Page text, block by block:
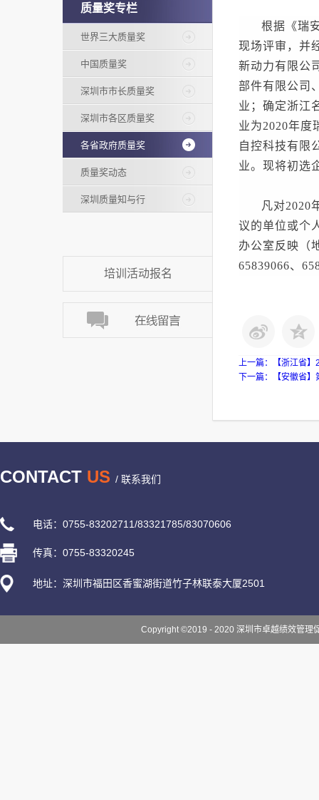
质量奖专栏
世界三大质量奖
中国质量奖
深圳市市长质量奖
深圳市各区质量奖
各省政府质量奖
质量奖动态
深圳质量知与行
培训活动报名
根据《瑞
现场评审，并
新动力有限公
部件有限公司
业；确定浙江
业为2020年度
自控科技有限
业。现将初选
凡对2020
议的单位或个
办公室反映（
65839066、
上一篇：
【浙江省
下一篇：
【安徽省
CONTACT US / 联系我们
电话：0755-83202711/83321785/83070606
传真：0755-83320245
地址：深圳市福田区香蜜湖街道竹子林联泰大厦2501
Copyright ©2019 - 2020 深圳市卓越绩效管理